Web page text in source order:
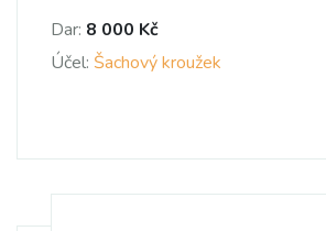
Dar: 8 000 Kč
Účel: Šachový kroužek